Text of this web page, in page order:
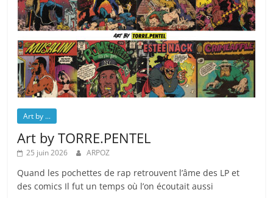
Art by ...
Art by TORRE.PENTEL
25 juin 2026 ARPOZ
Quand les pochettes de rap retrouvent l’âme des LP et
des comics Il fut un temps où l’on écoutait aussi